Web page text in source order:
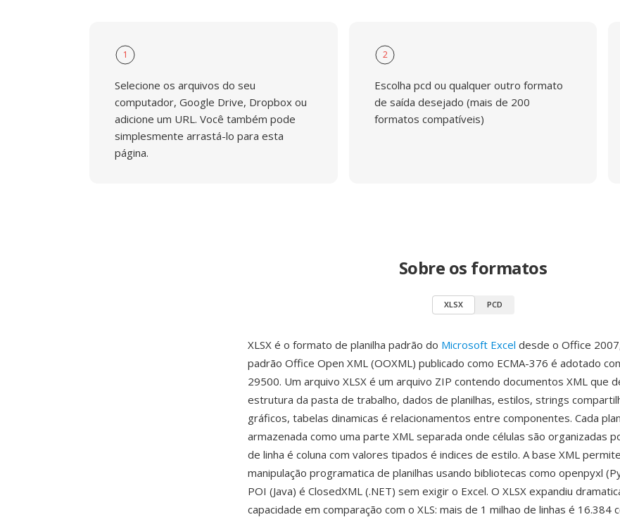
1
Selecione os arquivos do seu
computador, Google Drive, Dropbox ou
adicione um URL. Você também pode
simplesmente arrastá-lo para esta
página.
2
Escolha pcd ou qualquer outro formato
de saída desejado (mais de 200
formatos compatíveis)
Sobre os formatos
XLSX PCD
XLSX é o formato de planilha padrão do Microsoft Excel desde o Office
padrão Office Open XML (OOXML) publicado como ECMA-376 é adotado
29500. Um arquivo XLSX é um arquivo ZIP contendo documentos XML que
estrutura da pasta de trabalho, dados de planilhas, estilos, strings
gráficos, tabelas dinamicas é relacionamentos entre componentes. Cada
armazenada como uma parte XML separada onde células são organizadas
de linha é coluna com valores tipados é indices de estilo. A base XML
manipulação programatica de planilhas usando bibliotecas como openpyxl
POI (Java) é ClosedXML (.NET) sem exigir o Excel. O XLSX expandiu
capacidade em comparação com o XLS: mais de 1 milhao de linhas é 16.384